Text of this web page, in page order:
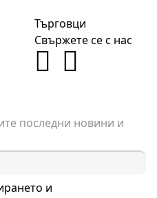
Търговци
Свържете се с нас
последни новини и
и